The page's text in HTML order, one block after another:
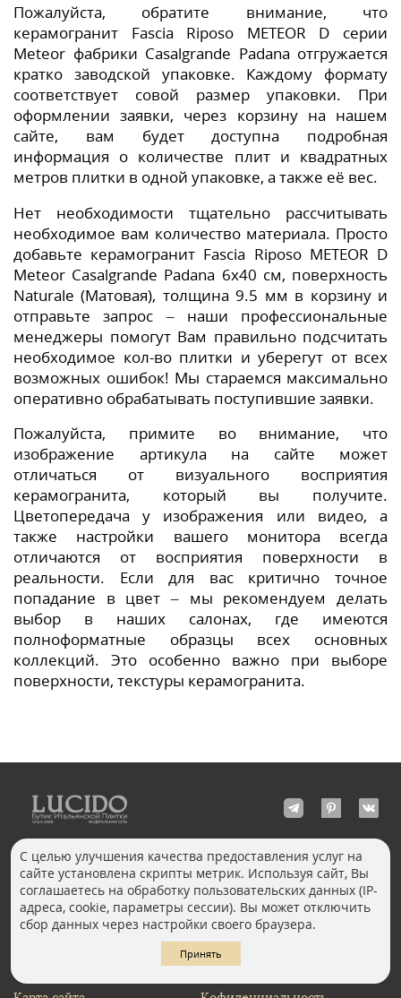
Пожалуйста, обратите внимание, что
керамогранит Fascia Riposo METEOR D серии
Meteor фабрики Casalgrande Padana отгружается
кратко заводской упаковке. Каждому формату
соответствует совой размер упаковки. При
оформлении заявки, через корзину на нашем
сайте, вам будет доступна подробная
информация о количестве плит и квадратных
метров плитки в одной упаковке, а также её вес.
Нет необходимости тщательно рассчитывать
необходимое вам количество материала. Просто
добавьте керамогранит Fascia Riposo METEOR D
Meteor Casalgrande Padana 6x40 см, поверхность
Naturale (Матовая), толщина 9.5 мм в корзину и
отправьте запрос – наши профессиональные
менеджеры помогут Вам правильно подсчитать
необходимое кол-во плитки и уберегут от всех
возможных ошибок! Мы стараемся максимально
оперативно обрабатывать поступившие заявки.
Пожалуйста, примите во внимание, что
изображение артикула на сайте может
отличаться от визуального восприятия
керамогранита, который вы получите.
Цветопередача у изображения или видео, а
также настройки вашего монитора всегда
отличаются от восприятия поверхности в
реальности. Если для вас критично точное
попадание в цвет – мы рекомендуем делать
выбор в наших салонах, где имеются
полноформатные образцы всех основных
коллекций. Это особенно важно при выборе
поверхности, текстуры керамогранита.
КОНТАКТЫ
Москва, Пречистенка
Волгоград
Екатеринбург
Казань
Новосибирск
Санкт-Петербург
С целью улучшения качества предоставления услуг на
сайте установлена скрипты метрик. Используя сайт, Вы
соглашаетесь на обработку пользовательских данных (IP-
адреса, cookie, параметры сессии). Вы может отключить
сбор данных через настройки своего браузера.
Принять